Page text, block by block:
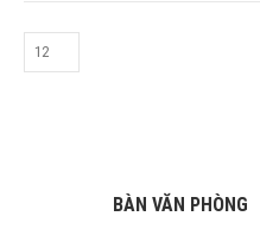
BÀN VĂN PHÒNG